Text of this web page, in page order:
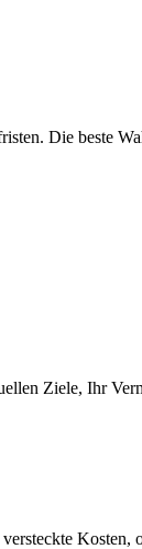
Die beste
Ziele, Ihr